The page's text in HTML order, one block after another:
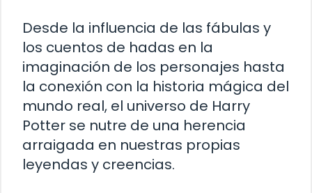
Desde la influencia de las fábulas y
los cuentos de hadas en la
imaginación de los personajes hasta
la conexión con la historia mágica del
mundo real, el universo de Harry
Potter se nutre de una herencia
arraigada en nuestras propias
leyendas y creencias.